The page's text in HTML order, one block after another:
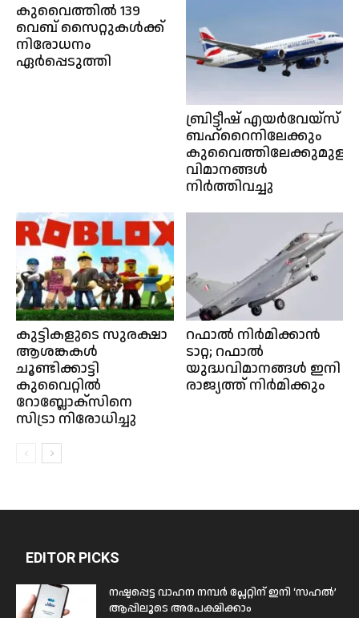
കുവൈത്തിൽ 139
വെബ്‌ സൈറ്റുകൾക്ക്‌
നിരോധനം
ഏർപ്പെടുത്തി
ബ്രിട്ടീഷ് എയർവേയ്‌സ്
ബഹ്‌റൈനിലേക്കും
കുവൈത്തിലേക്കുമുള്ള
വിമാനങ്ങൾ
നിർത്തിവച്ചു
കുട്ടികളുടെ സുരക്ഷാ
ആശങ്കകൾ
ചൂണ്ടിക്കാട്ടി
കുവൈറ്റിൽ
റോബ്ലോക്സിനെ
സിട്രാ നിരോധിച്ചു
റഫാല്‍ നിര്‍മിക്കാന്‍
ടാറ്റ; റഫാല്‍
യുദ്ധവിമാനങ്ങള്‍ ഇനി
രാജ്യത്ത് നിര്‍മിക്കും
EDITOR PICKS
നഷ്ടപ്പെട്ട വാഹന നമ്പർ പ്ലേറ്റിന് ഇനി ‘സഹൽ’
ആപ്പിലൂടെ അപേക്ഷിക്കാം